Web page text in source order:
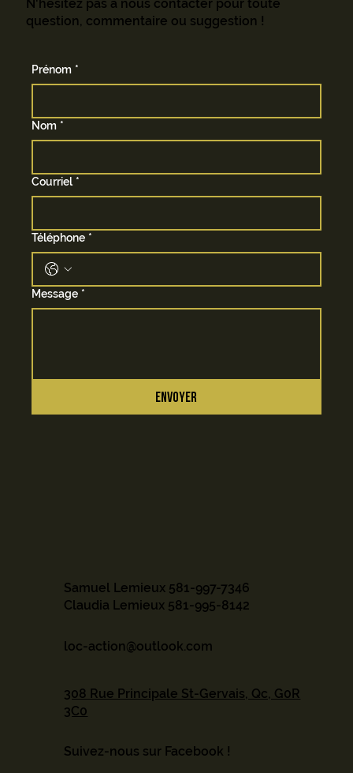
N'hésitez pas à nous contacter pour toute
question, commentaire ou suggestion !
Prénom *
Nom *
Courriel *
Téléphone *
Message *
ENVOYER
Samuel Lemieux 581-997-7346
Claudia Lemieux 581-995-8142
loc-action@outlook.com
308 Rue Principale St-Gervais, Qc, G0R
3C0
Suivez-nous sur Facebook !